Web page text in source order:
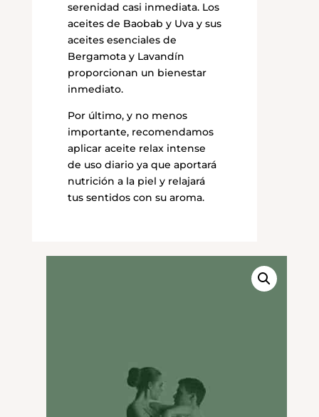
serenidad casi inmediata. Los
aceites de Baobab y Uva y sus
aceites esenciales de
Bergamota y Lavandín
proporcionan un bienestar
inmediato.
Por último, y no menos
importante, recomendamos
aplicar aceite relax intense
de uso diario ya que aportará
nutrición a la piel y relajará
tus sentidos con su aroma.